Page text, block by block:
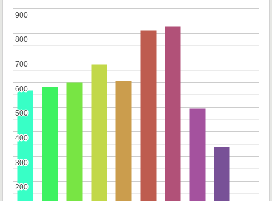
200
200
300
300
400
400
500
500
600
600
700
700
800
800
900
900